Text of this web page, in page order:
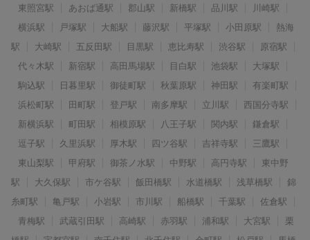
東照宮駅
あおば通駅 郡山駅 新橋駅 品川駅
川崎駅
横浜駅
戸塚駅 大船駅 藤沢駅 平塚駅 小田原駅
熱海
駅
大崎駅 五反田駅 目黒駅 恵比寿駅 渋谷駅
原宿駅
代々木駅
新宿駅 高田馬場駅 目白駅 池袋駅
大塚駅
駒込駅
日暮里駅 御徒町駅 秋葉原駅 神田駅
有楽町駅
浜松町駅
田町駅 登戸駅 南多摩駅 立川駅
西国分寺駅
新横浜駅
町田駅 相模原駅 八王子駅 関内駅
鎌倉駅
逗子駅
久里浜駅 厚木駅 四ツ谷駅 吉祥寺駅
三鷹駅
東山梨駅
甲府駅 御茶ノ水駅 中野駅 高円寺駅
東中野
駅
大久保駅 市ケ谷駅 飯田橋駅 水道橋駅 浅草橋駅
錦
糸町駅
亀戸駅 小岩駅 市川駅 船橋駅 千葉駅
佐倉駅
青梅駅
武蔵引田駅 高崎駅 赤羽駅 浦和駅 大宮駅
栗